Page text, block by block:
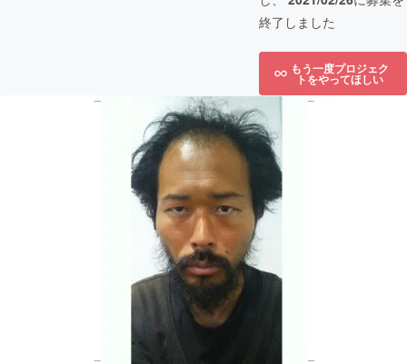
終了しました
もう一度プロジェク
トをやってほしい